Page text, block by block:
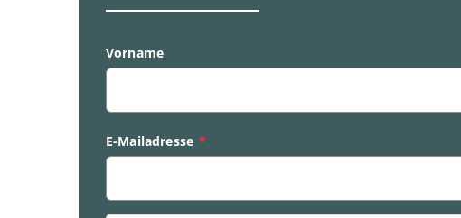
Vorname
E-Mailadresse *